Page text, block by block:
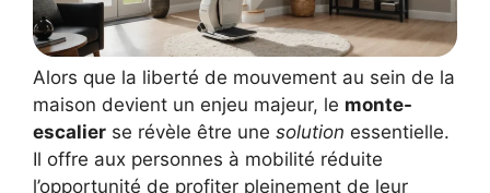
Alors que la liberté de mouvement au sein de la
maison devient un enjeu majeur, le monte-
escalier se révèle être une solution essentielle.
Il offre aux personnes à mobilité réduite
l’opportunité de profiter pleinement de leur